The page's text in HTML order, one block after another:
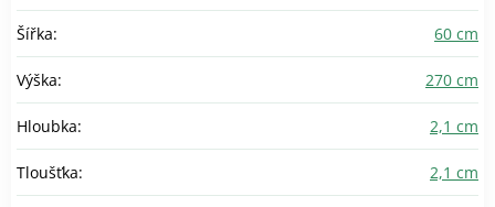
Šířka: 60 cm
Výška: 270 cm
Hloubka: 2,1 cm
Tloušťka: 2,1 cm